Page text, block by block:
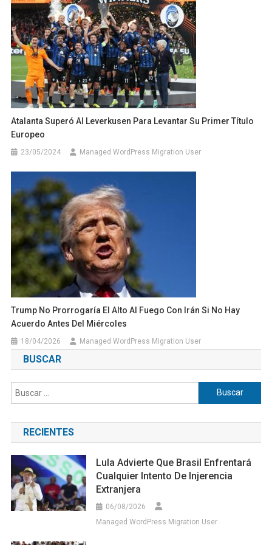
Atalanta Superó Al Leverkusen Para Levantar Su Primer Título
Europeo
23/05/2024 Managed WordPress Migration User
Trump No Prorrogaría El Alto Al Fuego Con Irán Si No Hay
Acuerdo Antes Del Miércoles
18/04/2026 Managed WordPress Migration User
BUSCAR
Buscar:
RECIENTES
Lula Advierte Que Brasil Enfrentará
Cualquier Intento De Injerencia
Extranjera
06/08/2026
Managed WordPress Migration User